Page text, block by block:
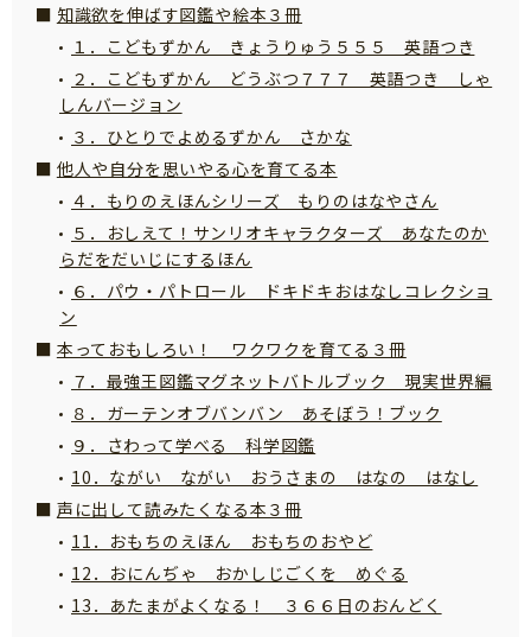
「こそだてまっぷ」とは
サイトのご利⽤にあたって
個⼈情報について
お問い合わせ
知識欲を伸ばす図鑑や絵本３冊
１．こどもずかん きょうりゅう５５５ 英語つき
２．こどもずかん どうぶつ７７７ 英語つき しゃ
しんバージョン
３．ひとりでよめるずかん さかな
他人や自分を思いやる心を育てる本
４．もりのえほんシリーズ もりのはなやさん
５．おしえて！サンリオキャラクターズ あなたのか
らだをだいじにするほん
６．パウ・パトロール ドキドキおはなしコレクショ
ン
本っておもしろい！ ワクワクを育てる３冊
７．最強王図鑑マグネットバトルブック 現実世界編
８．ガーテンオブバンバン あそぼう！ブック
９．さわって学べる 科学図鑑
10．ながい ながい おうさまの はなの はなし
声に出して読みたくなる本３冊
11．おもちのえほん おもちのおやど
12．おにんぢゃ おかしじごくを めぐる
13．あたまがよくなる！ ３６６日のおんどく